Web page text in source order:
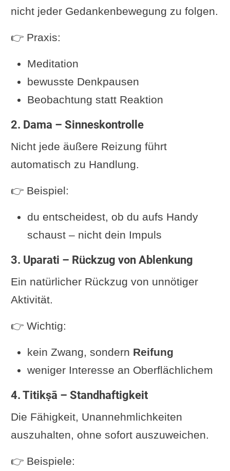
nicht jeder Gedankenbewegung zu folgen.
👉 Praxis:
Meditation
bewusste Denkpausen
Beobachtung statt Reaktion
2. Dama – Sinneskontrolle
Nicht jede äußere Reizung führt
automatisch zu Handlung.
👉 Beispiel:
du entscheidest, ob du aufs Handy
schaust – nicht dein Impuls
3. Uparati – Rückzug von Ablenkung
Ein natürlicher Rückzug von unnötiger
Aktivität.
👉 Wichtig:
kein Zwang, sondern Reifung
weniger Interesse an Oberflächlichem
4. Titikṣā – Standhaftigkeit
Die Fähigkeit, Unannehmlichkeiten
auszuhalten, ohne sofort auszuweichen.
👉 Beispiele: